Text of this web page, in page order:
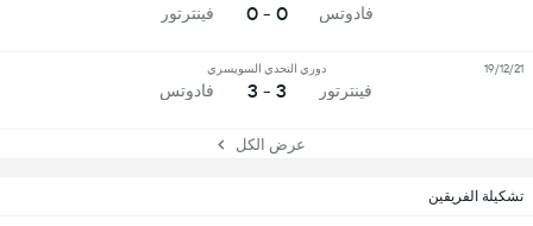
تشكيلة الفريقين
فادوتس 0 - 0 فينترتور
فينترتور
دوري التحدي السويسري
3 - 3 فادوتس
19/12/21
عرض الكل